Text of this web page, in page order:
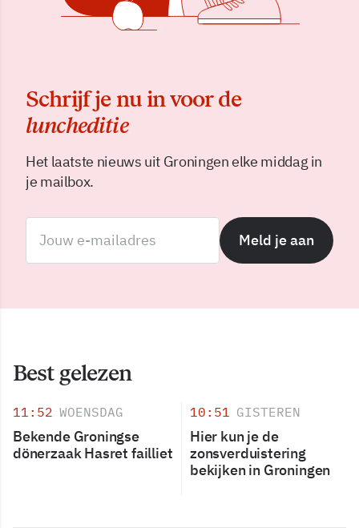
Schrijf je nu in voor de
luncheditie
Het laatste nieuws uit Groningen elke middag in
je mailbox.
Meld je aan
Best gelezen
11:52 WOENSDAG
Bekende Groningse
dönerzaak Hasret failliet
10:51 GISTEREN
Hier kun je de
zonsverduistering
bekijken in Groningen